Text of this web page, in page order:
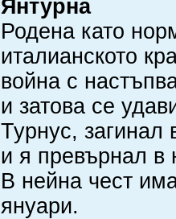
Янтурна
Родена като
италианското
война с
и затова се
Турнус, загинал
и я превърнал в
В нейна чест
януари.